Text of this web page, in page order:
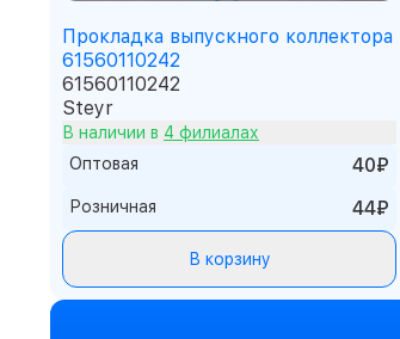
Прокладка выпускного коллектора
61560110242
61560110242
Steyr
В наличии в 4 филиалах
Оптовая
40₽
Розничная 44₽
В корзину